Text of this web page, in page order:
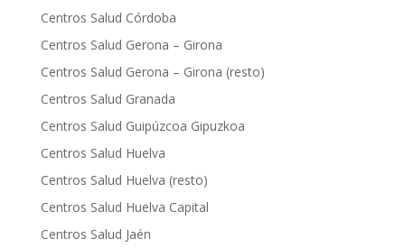
Centros Salud Córdoba
Centros Salud Gerona – Girona
Centros Salud Gerona – Girona (resto)
Centros Salud Granada
Centros Salud Guipúzcoa Gipuzkoa
Centros Salud Huelva
Centros Salud Huelva (resto)
Centros Salud Huelva Capital
Centros Salud Jaén